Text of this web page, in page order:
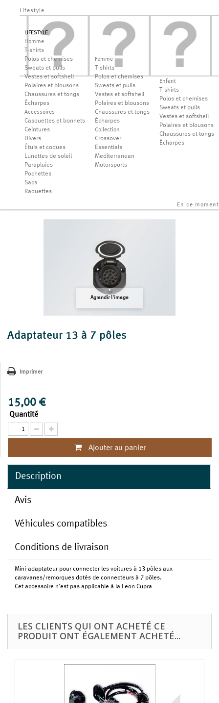
Lifestyle
LIFESTYLE
Homme
T-shirts
Polos et chemises
Sweats et pulls
Vestes et softshell
Polaires et blousons
Chaussures et tongs
Écharpes
Accessoires
Casquettes et bonnets
Ceintures
Divers
Étuis et coques
Lunettes de soleil
Parapluies
Pochettes
Sacs
Raquettes
Femme
T-shirts
Polos et chemises
Sweats et pulls
Vestes et softshell
Polaires et blousons
Chaussures et tongs
Écharpes
Collection
Crossover
Essentials
Mediterranean
Motorsports
Enfant
T-shirts
Polos et chemises
Sweats et pulls
Vestes et softshell
Polaires et blousons
Chaussures et tongs
Écharpes
En ce moment
Agrandir l'image
Adaptateur 13 à 7 pôles
Imprimer
15,00 €
Quantité
Ajouter au panier
Description
Avis
Véhicules compatibles
Conditions de livraison
Mini-adaptateur pour connecter les voitures à 13 pôles aux
caravanes/remorques dotés de connecteurs à 7 pôles.
Cet accessoire n'est pas applicable à la Leon Cupra
LES CLIENTS QUI ONT ACHETÉ CE
PRODUIT ONT ÉGALEMENT ACHETÉ...